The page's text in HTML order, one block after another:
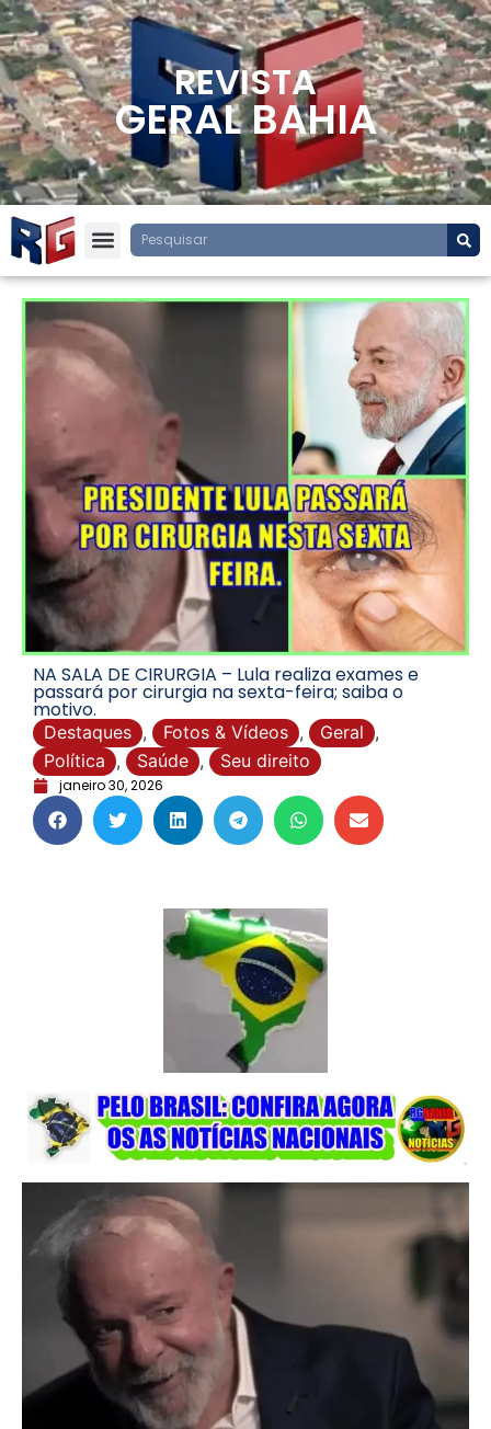
REVISTA
GERAL BAHIA
NA SALA DE CIRURGIA – Lula realiza exames e
passará por cirurgia na sexta-feira; saiba o
motivo.
Destaques , Fotos & Vídeos , Geral ,
Política , Saúde , Seu direito
janeiro 30, 2026